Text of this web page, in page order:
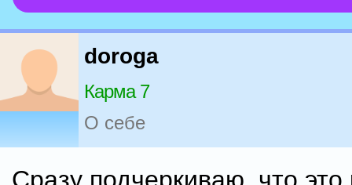
doroga
Карма 7
О себе